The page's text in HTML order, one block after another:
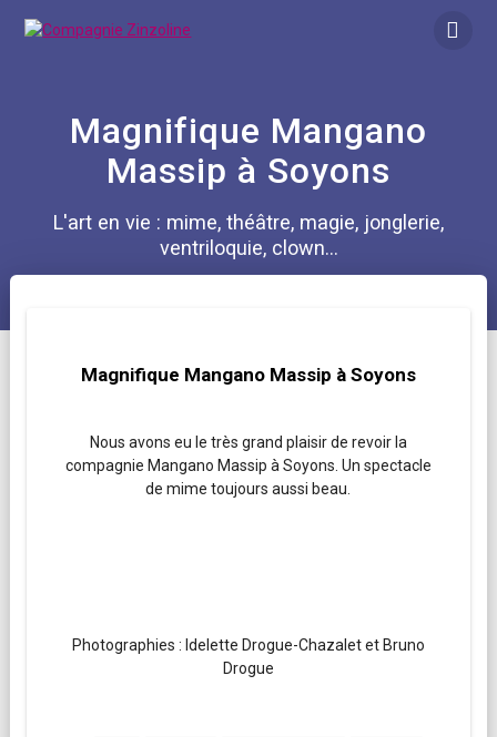
Magnifique Mangano
Massip à Soyons
L'art en vie : mime, théâtre, magie, jonglerie,
ventriloquie, clown...
Magnifique Mangano Massip à Soyons
Nous avons eu le très grand plaisir de revoir la
compagnie Mangano Massip à Soyons. Un spectacle
de mime toujours aussi beau.
Photographies : Idelette Drogue-Chazalet et Bruno
Drogue